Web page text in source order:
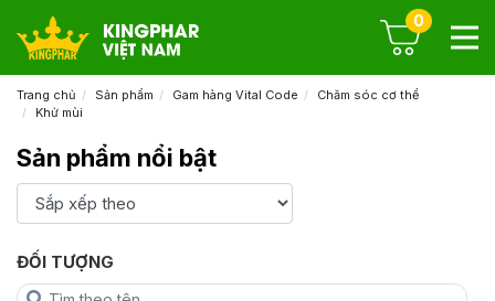
0
Trang chủ Sản phẩm Gam hàng Vital Code
Chăm sóc cơ thể
Khử mùi
ĐỐI TƯỢNG
Sản phẩm nổi bật